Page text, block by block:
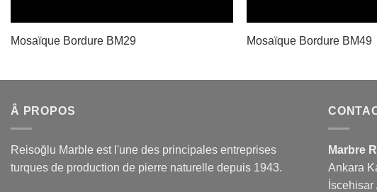
Mosaïque Bordure BM29 Mosaïque Bordure BM49
Â PROPOS
Reisoğlu Marble est l'une des principales entreprises
turques de production de pierre naturelle depuis 1943.
Marbre
Ankara